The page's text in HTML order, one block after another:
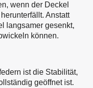
wenn der Deckel
Anstatt
langsamer gesenkt,
können.
ist die Stabilität,
geöffnet ist.